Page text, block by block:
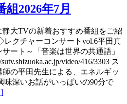
2026年7月
静大TVの新着おすすめ番組をご紹
クチャーコンサートvol.6平田真
ート～「音楽は世界の共通語」
video/416/3303 ス
の平田先生による、エネルギッ
味深いお話がいっぱいの90分で